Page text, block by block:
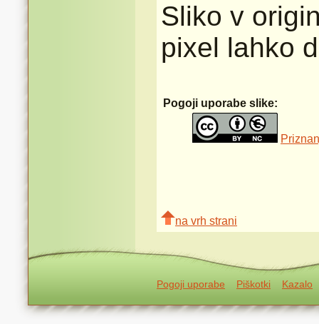
Sliko v
pixel lahko
Pogoji uporabe slike:
na vrh strani
Pogoji uporabe Piškotki Kazalo